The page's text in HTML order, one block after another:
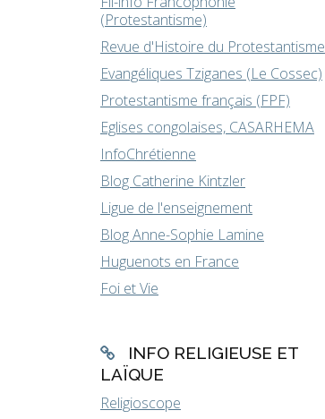
(Protestantisme)
Revue d'Histoire du Protestantisme
Evangéliques Tziganes (Le Cossec)
Protestantisme français (FPF)
Eglises congolaises, CASARHEMA
InfoChrétienne
Blog Catherine Kintzler
Ligue de l'enseignement
Blog Anne-Sophie Lamine
Huguenots en France
Foi et Vie
INFO RELIGIEUSE ET
LAÏQUE
Religioscope